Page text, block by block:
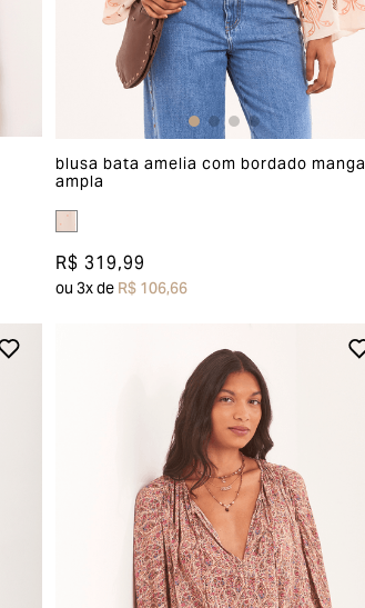
blusa bata amelia com bordado manga
ampla
R$ 319,99
ou3x deR$ 106,66